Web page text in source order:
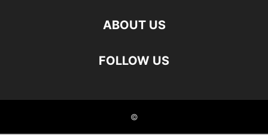
ABOUT US
FOLLOW US
©